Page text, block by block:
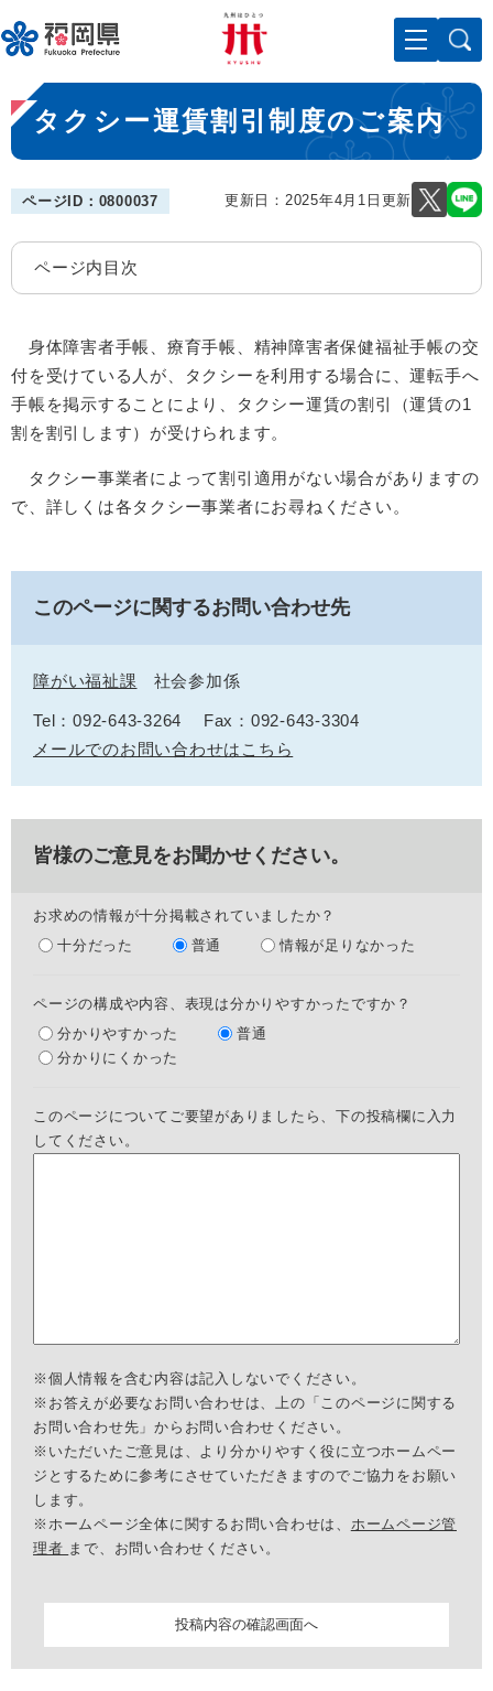
ー
ジ
先
頭
で
メニューを飛ばして本文へ
本
文
タクシー運賃割引制度のご案内
ページID：0800037 更新日：2025年4月1日更新
ページ内目次
身体障害者手帳、療育手帳、精神障害者保健福祉手帳の交
付を受けている人が、タクシーを利用する場合に、運転手へ
手帳を掲示することにより、
タクシー運賃の割引（運賃の1
割を割引します）が受けられます。​​
タクシー事業者によって割引適用がない場合がありますの
で、詳しくは各タクシー事業者にお尋ねください。
このページに関するお問い合わせ先
障がい福祉課 社会参加係
Tel：092-643-3264
Fax：092-643-3304
メールでのお問い合わせはこちら
皆様のご意見をお聞かせください。
お求めの情報が十分掲載されていましたか？
十分だった
普通 情報が足りなかった
ページの構成や内容、表現は分かりやすかったですか？
分かりやすかった
普通
分かりにくかった
このページについてご要望がありましたら、下の投稿欄に入力
してください。
※個人情報を含む内容は記入しないでください。
※お答えが必要なお問い合わせは、上の「このページに関する
お問い合わせ先」からお問い合わせください。
※いただいたご意見は、より分かりやすく役に立つホームペー
ジとするために参考にさせていただきますのでご協力をお願い
します。
※ホームページ全体に関するお問い合わせは、 ホームページ管
理者 まで、お問い合わせください。